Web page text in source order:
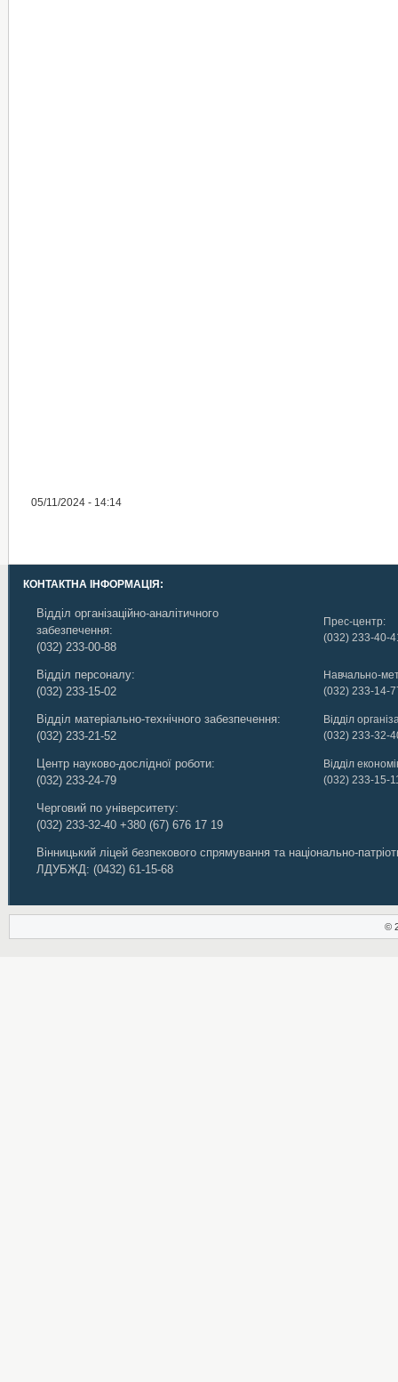
05/11/2024 - 14:14
КОНТАКТНА ІНФОРМАЦІЯ:
Відділ організаційно-аналітичного
забезпечення:
(032) 233-00-88
Прес-центр:
(032) 233-40-
Відділ персоналу:
(032) 233-15-02
Навчально-
(032) 233-14-
Відділ матеріально-технічного забезпечення:
(032) 233-21-52
Відділ
(032) 233-32-
Центр науково-дослідної роботи:
(032) 233-24-79
Відділ
(032) 233-15-
Черговий по університету:
(032) 233-32-40 +380 (67) 676 17 19
Вінницький ліцей безпекового спрямування та національно-
ЛДУБЖД: (0432) 61-15-68
©